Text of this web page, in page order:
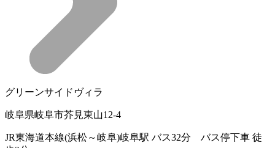
グリーンサイドヴィラ
岐阜県岐阜市芥見東山12-4
JR東海道本線(浜松～岐阜)岐阜駅 バス32分 バス停下車 徒